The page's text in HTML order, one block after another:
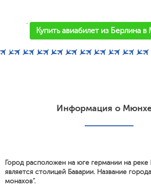
'
Купить авиабилет из Берлина
Информация о
Город расположен на юге германии на реке
является столицей Баварии. Название
монахов”.